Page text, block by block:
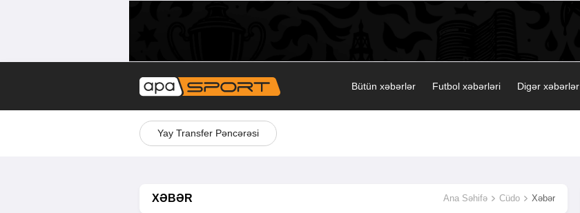
Bütün xəbərlər Futbol xəbərləri Digər xəbərlər
Yay Transfer Pəncərəsi
XƏBƏR Ana Səhifə Cüdo Xəbər